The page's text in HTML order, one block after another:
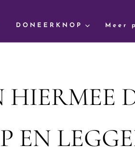
DONEERKNOP Meer
EN